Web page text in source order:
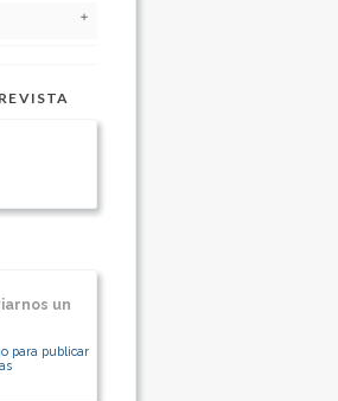
Chile
este autor]
un
para publicar